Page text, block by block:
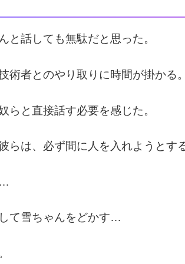
と話しても無駄だと思った。
術者とのやり取りに時間が掛かる
らと直接話す必要を感じた。
らは、必ず間に人を入れようとす
て雪ちゃんをどかす…